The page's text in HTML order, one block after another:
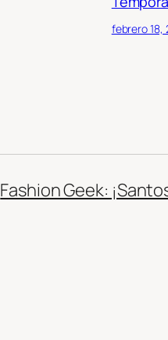
febrero 18,
Fashion Geek: